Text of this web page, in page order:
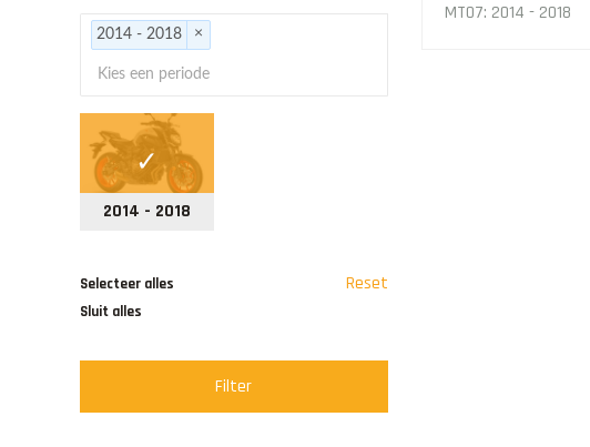
2014 - 2018 ×
2014 - 2018
Selecteer alles
Sluit alles
Reset
Filter
MT07: 2014 - 2018